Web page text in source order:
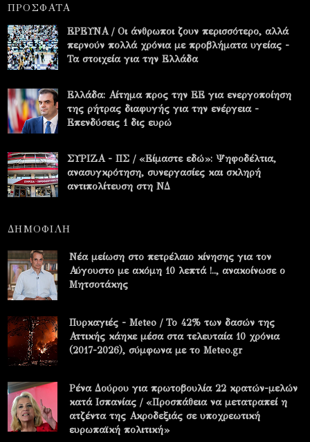
ΠΡΟΣΦΑΤΑ
ΕΡΕΥΝΑ / Οι άνθρωποι ζουν περισσότερο, αλλά
περνούν πολλά χρόνια με προβλήματα υγείας -
Τα στοιχεία για την Ελλάδα
Ελλάδα: Αίτημα προς την ΕΕ για ενεργοποίηση
της ρήτρας διαφυγής για την ενέργεια -
Επενδύσεις 1 δις ευρώ
ΣΥΡΙΖΑ - ΠΣ / «Είμαστε εδώ»: Ψηφοδέλτια,
ανασυγκρότηση, συνεργασίες και σκληρή
αντιπολίτευση στη ΝΔ
ΔΗΜΟΦΙΛΗ
Νέα μείωση στο πετρέλαιο κίνησης για τον
Αύγουστο με ακόμη 10 λεπτά !.., ανακοίνωσε ο
Μητσοτάκης
Πυρκαγιές - Meteo / Το 42% των δασών της
Αττικής κάηκε μέσα στα τελευταία 10 χρόνια
(2017-2026), σύμφωνα με το Meteo.gr
Ρένα Δούρου για πρωτοβουλία 22 κρατών-μελών
κατά Ισπανίας / «Προσπάθεια να μετατραπεί η
ατζέντα της Ακροδεξιάς σε υποχρεωτική
ευρωπαϊκή πολιτική»